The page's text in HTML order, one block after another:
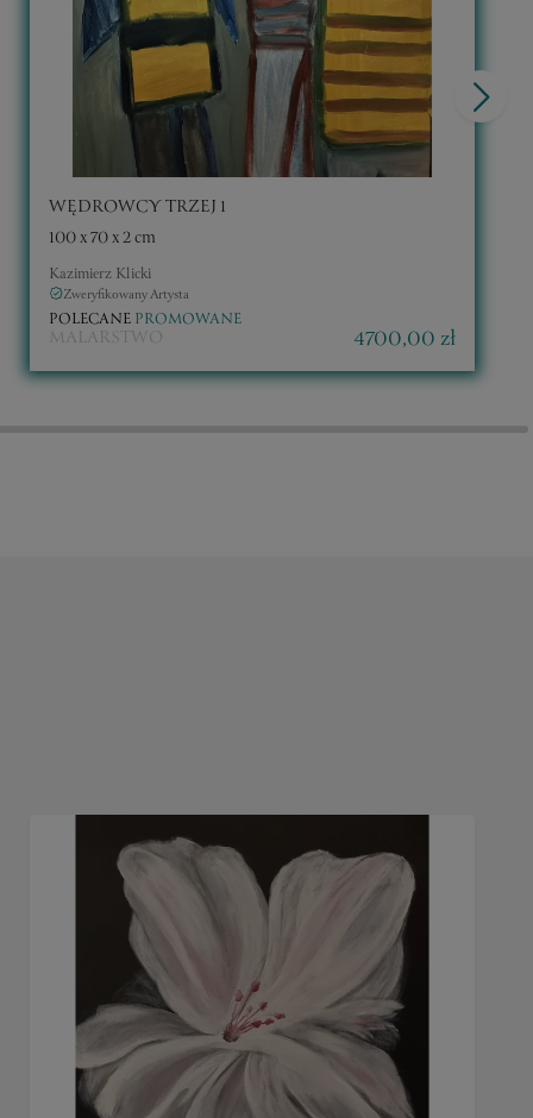
WĘDROWCY TRZEJ 1
100 x 70 x 2 cm
Kazimierz Klicki
Zweryfikowany Artysta
POLECANE PROMOWANE
MALARSTWO 4700,00 zł